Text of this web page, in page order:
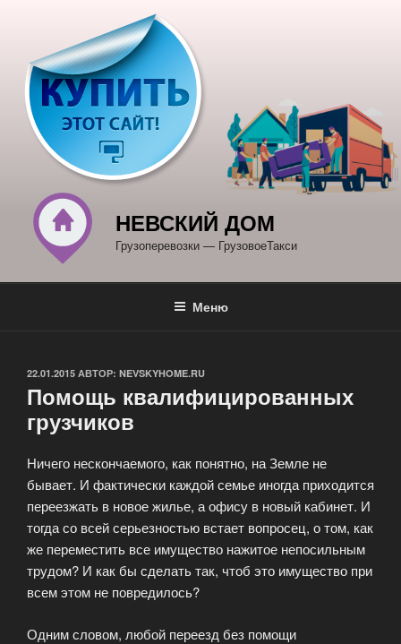
содержимому
НЕВСКИЙ ДОМ
Грузоперевозки — ГрузовоеТакси
Меню
ОПУБЛИКОВАНО
22.01.2015 АВТОР: NEVSKYHOME.RU
Помощь квалифицированных
грузчиков
Ничего нескончаемого, как понятно, на Земле не
бывает. И фактически каждой семье иногда приходится
переезжать в новое жилье, а офису в новый кабинет. И
тогда со всей серьезностью встает вопросец, о том, как
же переместить все имущество нажитое непосильным
трудом? И как бы сделать так, чтоб это имущество при
всем этом не повредилось?
Одним словом, любой переезд без помощи